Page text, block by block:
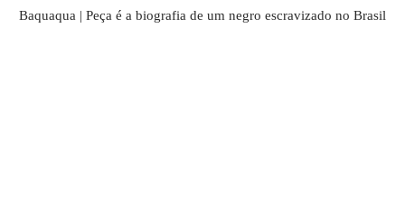
Baquaqua | Peça é a biografia de um negro escravizado no Brasil